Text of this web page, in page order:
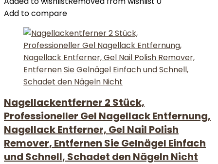
Add to compare
Nagellackentferner 2 Stück,
Professioneller Gel Nagellack Entfernung,
Nagellack Entferner, Gel Nail Polish
Remover, Entfernen Sie Gelnägel Einfach
und Schnell, Schadet den Nägeln Nicht